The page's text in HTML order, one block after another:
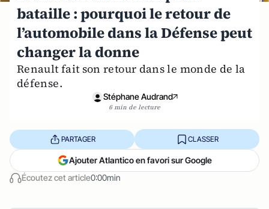
bataille : pourquoi le retour de
l’automobile dans la Défense peut
changer la donne
Renault fait son retour dans le monde de la
défense.
Stéphane Audrand
6 min de lecture
Écoutez cet article0:00min
PARTAGER CLASSER
Ajouter Atlantico en favori sur Google